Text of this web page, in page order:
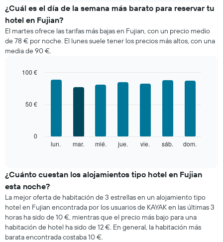
el
precio
medio
de
una
habitación
mes
muestra
El
gráfico
muestra
1
eje
Y
que
¿Cuál es el día de la semana más barato para reservar tu
hotel en Fujian?
El martes ofrece las tarifas más bajas en Fujian, con un precio medio
de 78 € por noche. El lunes suele tener los precios más altos, con una
media de 90 €.
el
precio
medio
de
una
habitación
cada
día
lun. mar. mié. jue. vie. sáb. dom.
0
50 €
100 €
¿Cuánto cuestan los alojamientos tipo hotel en Fujian
esta noche?
La mejor oferta de habitación de 3 estrellas en un alojamiento tipo
hotel en Fujian encontrada por los usuarios de KAYAK en las últimas 3
horas ha sido de 10 €, mientras que el precio más bajo para una
habitación de hotel ha sido de 12 €. En general, la habitación más
barata encontrada costaba 10 €.